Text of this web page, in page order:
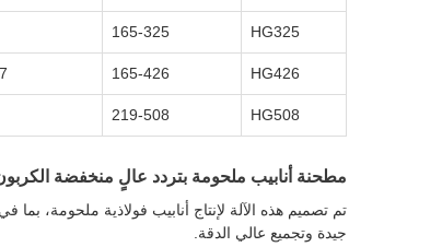
HG325
165-325
HG426
165-426
HG508
219-508
مطحنة أنابيب ملحومة بتردد عالٍ منخفضة الكربون
تم تصميم هذه الآلة لإنتاج أنابيب فولاذية ملحومة،
جيدة وتجميع عالي الدقة.